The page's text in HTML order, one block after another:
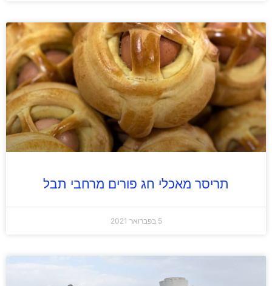
תריסר מאכלי חג פורים מרחבי תבל
5 בפברואר 2021